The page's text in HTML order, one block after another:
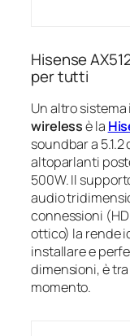
Hisense
per tutti
Un altro
wirelessè la
soundbar a
altoparlanti
500W. Il
audio
connessioni
ottico) la rende
installare e
dimensioni, è
momento.